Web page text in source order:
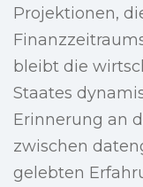
Projektionen,
bleibt die
Staates
Erinnerung an
zwischen
gelebten